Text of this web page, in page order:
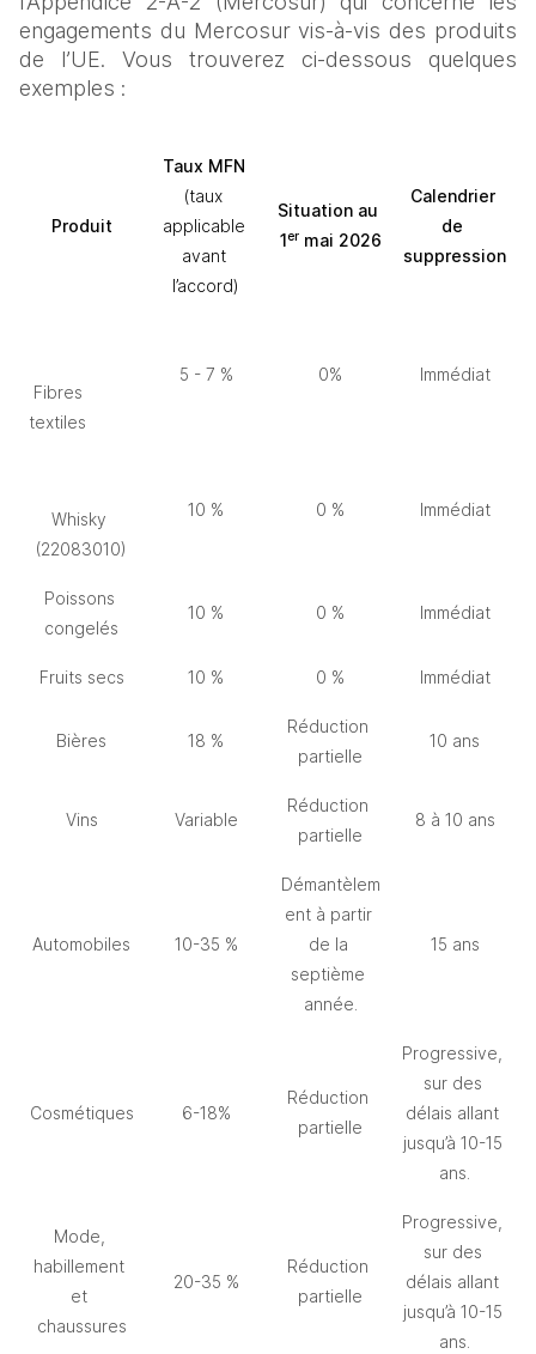
engagements du Mercosur vis-à-vis des produits
de l’UE. Vous trouverez ci-dessous quelques
exemples :
Produit
(taux
applicable
avant
l’accord)
Situation au
1er mai 2026
Calendrier
de
suppression
Fibres
textiles
Whisky
(22083010)
5 - 7 %
10 %
0%
0 %
Immédiat
Immédiat
Poissons
congelés
10 % 0 % Immédiat
Fruits secs 10 % 0 % Immédiat
Bières 18 %
Réduction
partielle
10 ans
Vins Variable
Réduction
partielle
8 à 10 ans
Automobiles 10-35 %
Démantèlem
ent à partir
de la
septième
année.
15 ans
Cosmétiques 6-18%
Réduction
partielle
Progressive,
sur des
délais allant
jusqu’à 10-15
ans.
Mode,
habillement
et
chaussures
20-35 %
Réduction
partielle
Progressive,
sur des
délais allant
jusqu’à 10-15
ans.